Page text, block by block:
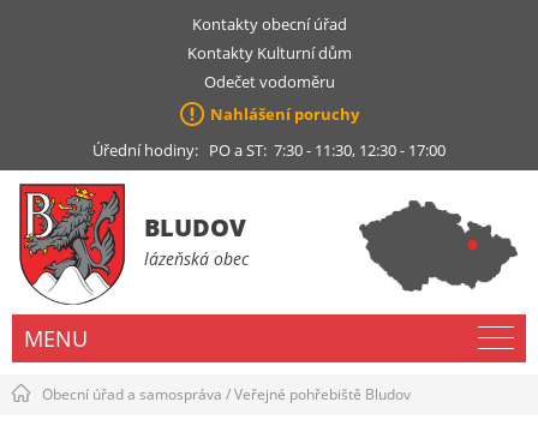
Kontakty obecní úřad
Kontakty Kulturní dům
Odečet vodoměru
Nahlášení poruchy
Úřední hodiny: PO a ST: 7:30 - 11:30, 12:30 - 17:00
BLUDOV
lázeňská obec
MENU
Obecní úřad a samospráva /Veřejné pohřebiště Bludov